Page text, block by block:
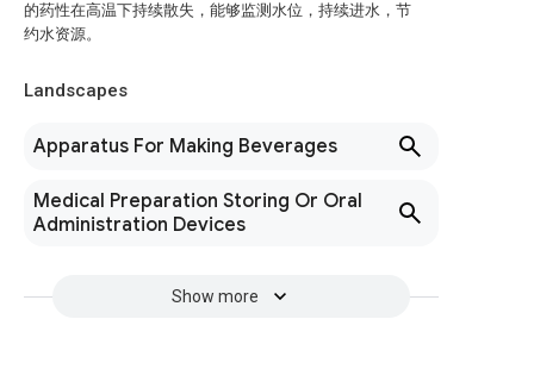
的药性在高温下持续散失，能够监测水位，持续进水，节
约水资源。
Landscapes
Apparatus For Making Beverages
Medical Preparation Storing Or Oral
Administration Devices
Show more